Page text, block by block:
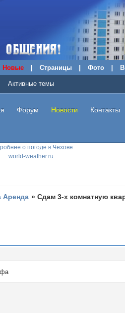
Новые Страницы Фото
о погоде в Чехове
world-weather.ru
Форум Новости Контакты
Активные темы
Аренда »Сдам 3-х комнатную